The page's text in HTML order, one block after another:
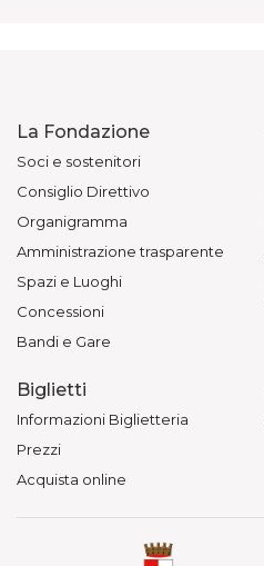
La Fondazione
Soci e sostenitori
Consiglio Direttivo
Organigramma
Amministrazione trasparente
Spazi e Luoghi
Concessioni
Bandi e Gare
Biglietti
Informazioni Biglietteria
Prezzi
Acquista online